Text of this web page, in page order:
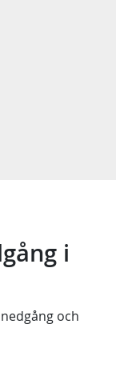
i
och